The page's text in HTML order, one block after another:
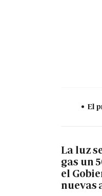
El
La luz
gas un
el
nuevas